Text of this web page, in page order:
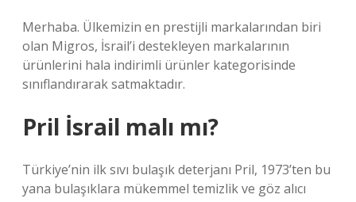
Merhaba. Ülkemizin en prestijli markalarından biri
olan Migros, İsrail’i destekleyen markalarının
ürünlerini hala indirimli ürünler kategorisinde
sınıflandırarak satmaktadır.
Pril İsrail malı mı?
Türkiye’nin ilk sıvı bulaşık deterjanı Pril, 1973’ten bu
yana bulaşıklara mükemmel temizlik ve göz alıcı